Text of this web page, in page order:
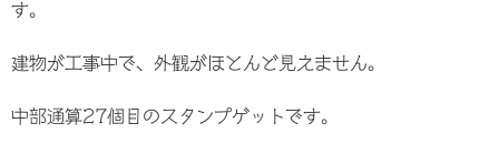
す。
建物が工事中で、外観がほとんど見えません。
中部通算27個目のスタンプゲットです。